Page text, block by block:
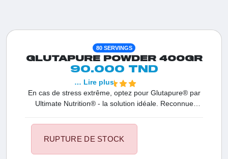
80 SERVINGS
GLUTAPURE POWDER 400GR
90.000 TND
En cas de stress extrême, optez pour Glutapure® par
Ultimate Nutrition® - la solution idéale. Reconnue
Micronisée Fermapure ™ L-glutamine est
spécifiquement élaborée pour prévenir la perte de
biovolumisants, la question "Quels sont les bienfaits de
… Lire plus
RUPTURE DE STOCK